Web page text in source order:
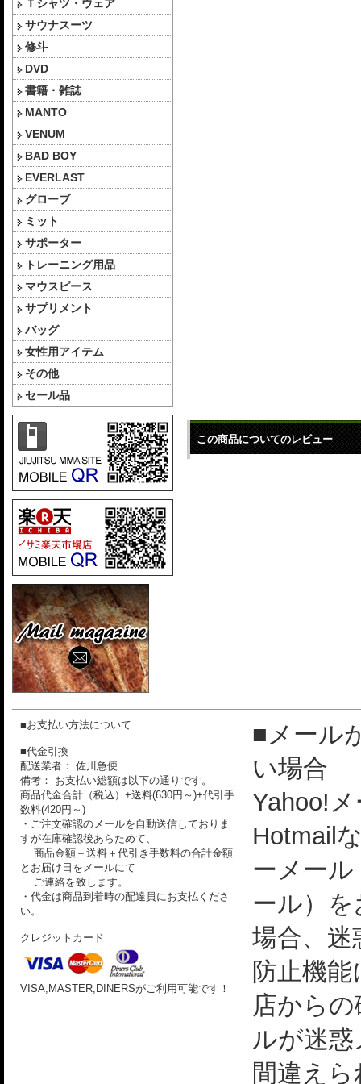
Ｔシャツ・ウェア
サウナスーツ
修斗
DVD
書籍・雑誌
MANTO
VENUM
BAD BOY
EVERLAST
グローブ
ミット
サポーター
トレーニング用品
マウスピース
サプリメント
バッグ
女性用アイテム
その他
セール品
この商品についてのレビュー
■お支払い方法について
■代金引換
配送業者： 佐川急便
備考： お支払い総額は以下の通りです。
商品代金合計（税込）+送料(630円～)+代引手
数料(420円～)
・ご注文確認のメールを自動送信しておりま
すが在庫確認後あらためて、
商品金額＋送料＋代引き手数料の合計金額
とお届け日をメールにて
ご連絡を致します。
・代金は商品到着時の配達員にお支払くださ
い。
クレジットカード
VISA,MASTER,DINERSがご利用可能です！
■メール
い場合
Yahoo!
Hotmail
ーメー
ール）
場合、迷
防止機
店から
ルが迷
間違え